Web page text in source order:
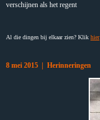
verschijnen als het regent
Al die dingen bij elkaar zien? Klik hier
8 mei 2015 | Herinneringen